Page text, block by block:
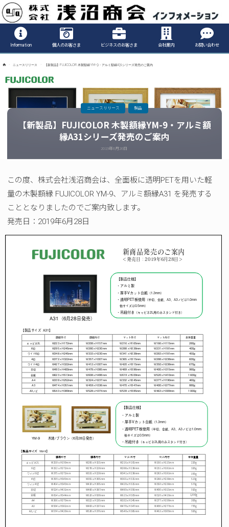
Information
Information 個人のお客さま ビジネスのお客さま 会社案内 お問い合わせ
ニュースリリース 【新製品】FUJICOLOR 木製額縁YM-9・アルミ額縁A31シリーズ発売のご案内
【新製品】FUJICOLOR 木製額縁YM-9・アルミ額
縁A31シリーズ発売のご案内
2019年6月26日
ニュースリリース 製品
この度、株式会社浅沼商会は、全面板に透明PETを用いた軽
量の木製額縁 FUJICOLOR YM-9、アルミ額縁A31 を発売する
こととなりましたのでご案内致します。
発売日：2019年6月28日